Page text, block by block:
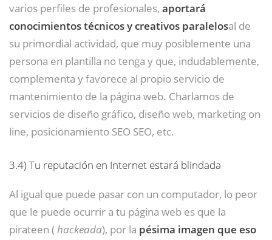
varios perfiles de profesionales, aportará
conocimientos técnicos y creativos paralelosal de
su primordial actividad, que muy posiblemente una
persona en plantilla no tenga y que, indudablemente,
complementa y favorece al propio servicio de
mantenimiento de la página web. Charlamos de
servicios de diseño gráfico, diseño web, marketing on
line, posicionamiento SEO SEO, etc.
3.4) Tu reputación en Internet estará blindada
Al igual que puede pasar con un computador, lo peor
que le puede ocurrir a tu página web es que la
pirateen (hackeada), por la pésima imagen que eso